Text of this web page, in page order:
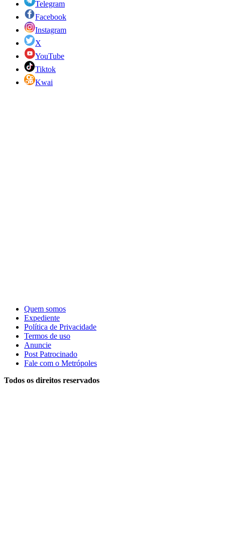
Telegram
Facebook
Instagram
X
YouTube
Tiktok
Kwai
Quem somos
Expediente
Política de Privacidade
Termos de uso
Anuncie
Post Patrocinado
Fale com o Metrópoles
Todos os direitos reservados